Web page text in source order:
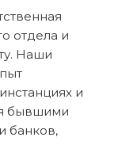
отдела и
Наши
и
бывшими
банков,